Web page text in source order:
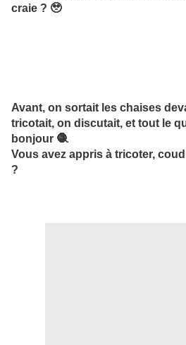
craie ? 🥹
Avant, on sortait les chaises
tricotait, on discutait, et tout le
bonjour 🧶
Vous avez appris à tricoter,
?